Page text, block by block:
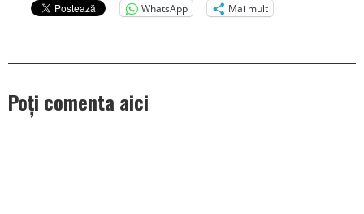
WhatsApp
Mai mult
Poți comenta aici